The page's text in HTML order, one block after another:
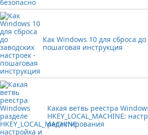
Как Windows 10 для сброса до
пошаговая инструкция
Какая ветвь реестра
HKEY_LOCAL_MACHINE:
редактирования